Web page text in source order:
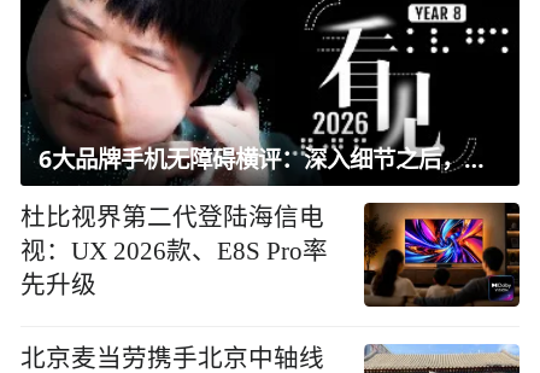
6大品牌手机无障碍横评：深入细节之后，似乎只有苹果能挺住？｜ 看见2026
杜比视界第二代登陆海信电
视：UX 2026款、E8S Pro率
先升级
北京麦当劳携手北京中轴线